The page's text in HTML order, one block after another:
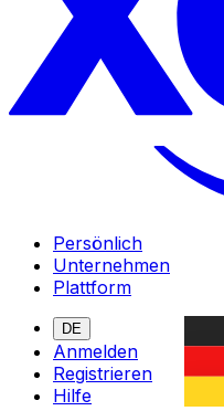
Persönlich
Unternehmen
Plattform
DE
Anmelden
Registrieren
Hilfe